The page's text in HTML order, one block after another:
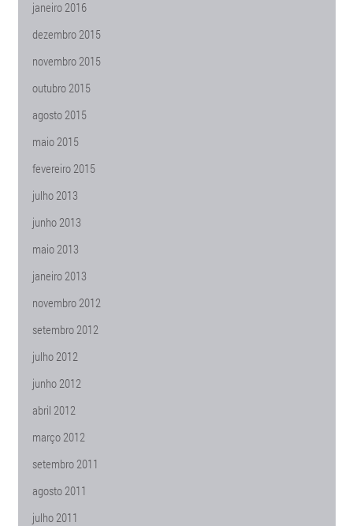
janeiro 2016
dezembro 2015
novembro 2015
outubro 2015
agosto 2015
maio 2015
fevereiro 2015
julho 2013
junho 2013
maio 2013
janeiro 2013
novembro 2012
setembro 2012
julho 2012
junho 2012
abril 2012
março 2012
setembro 2011
agosto 2011
julho 2011